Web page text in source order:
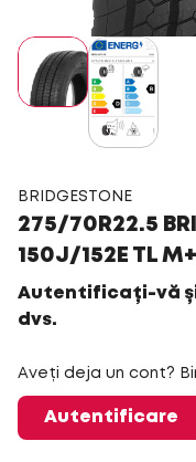
BRIDGESTONE
275/70R22.5
150J/152E TL
Autentificați-vă și
dvs.
Aveți deja un cont?
Autentificare